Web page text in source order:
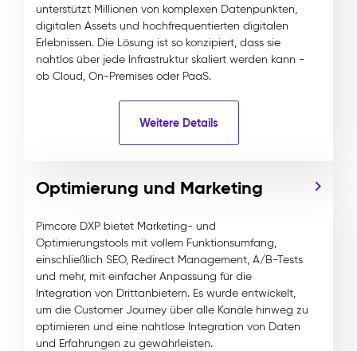
unterstützt Millionen von komplexen Datenpunkten,
digitalen Assets und hochfrequentierten digitalen
Erlebnissen. Die Lösung ist so konzipiert, dass sie
nahtlos über jede Infrastruktur skaliert werden kann -
ob Cloud, On-Premises oder PaaS.
Weitere Details
Optimierung und Marketing
Pimcore DXP bietet Marketing- und
Optimierungstools mit vollem Funktionsumfang,
einschließlich SEO, Redirect Management, A/B-Tests
und mehr, mit einfacher Anpassung für die
Integration von Drittanbietern. Es wurde entwickelt,
um die Customer Journey über alle Kanäle hinweg zu
optimieren und eine nahtlose Integration von Daten
und Erfahrungen zu gewährleisten.